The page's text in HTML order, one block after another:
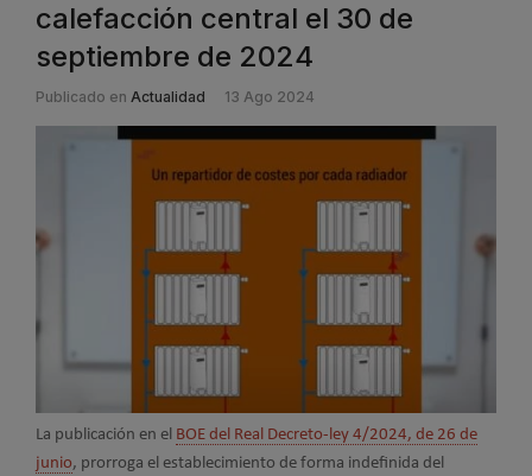
calefacción central el 30 de
septiembre de 2024
Publicado en Actualidad 13 Ago 2024
La publicación en el BOE del Real Decreto-ley 4/2024, de 26 de
junio, prorroga el establecimiento de forma indefinida del